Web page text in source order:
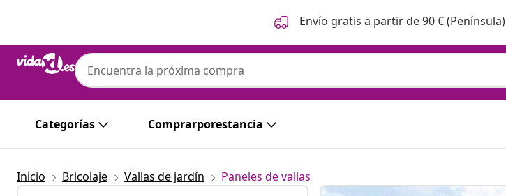
Envío gratis a partir de 90 € (Península)
Categorías Comprarporestancia
Inicio Bricolaje Vallas de jardín Paneles de vallas